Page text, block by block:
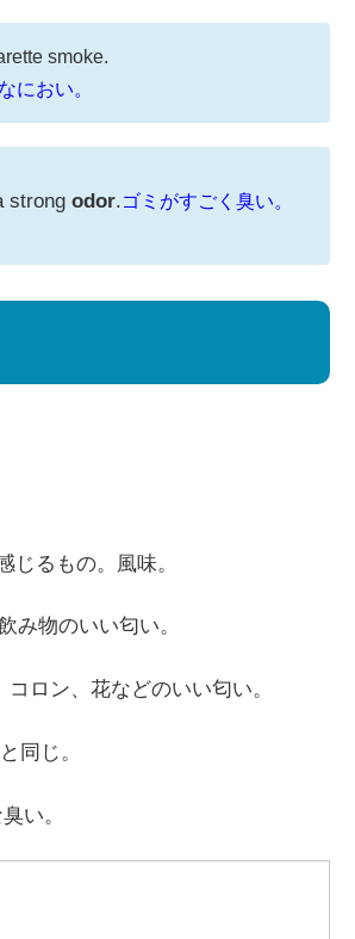
smoke.
におい。
strong odor.ゴミがすごく臭い。
じるもの。風味。
み物のいい匂い。
ロン、花などのいい匂い。
同じ。
い。